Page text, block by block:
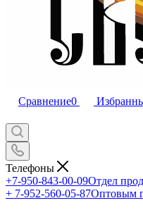
Сравнение0
Телефоны
+7-950-843-00-09Отдел
+ 7-952-560-05-87Оптовым